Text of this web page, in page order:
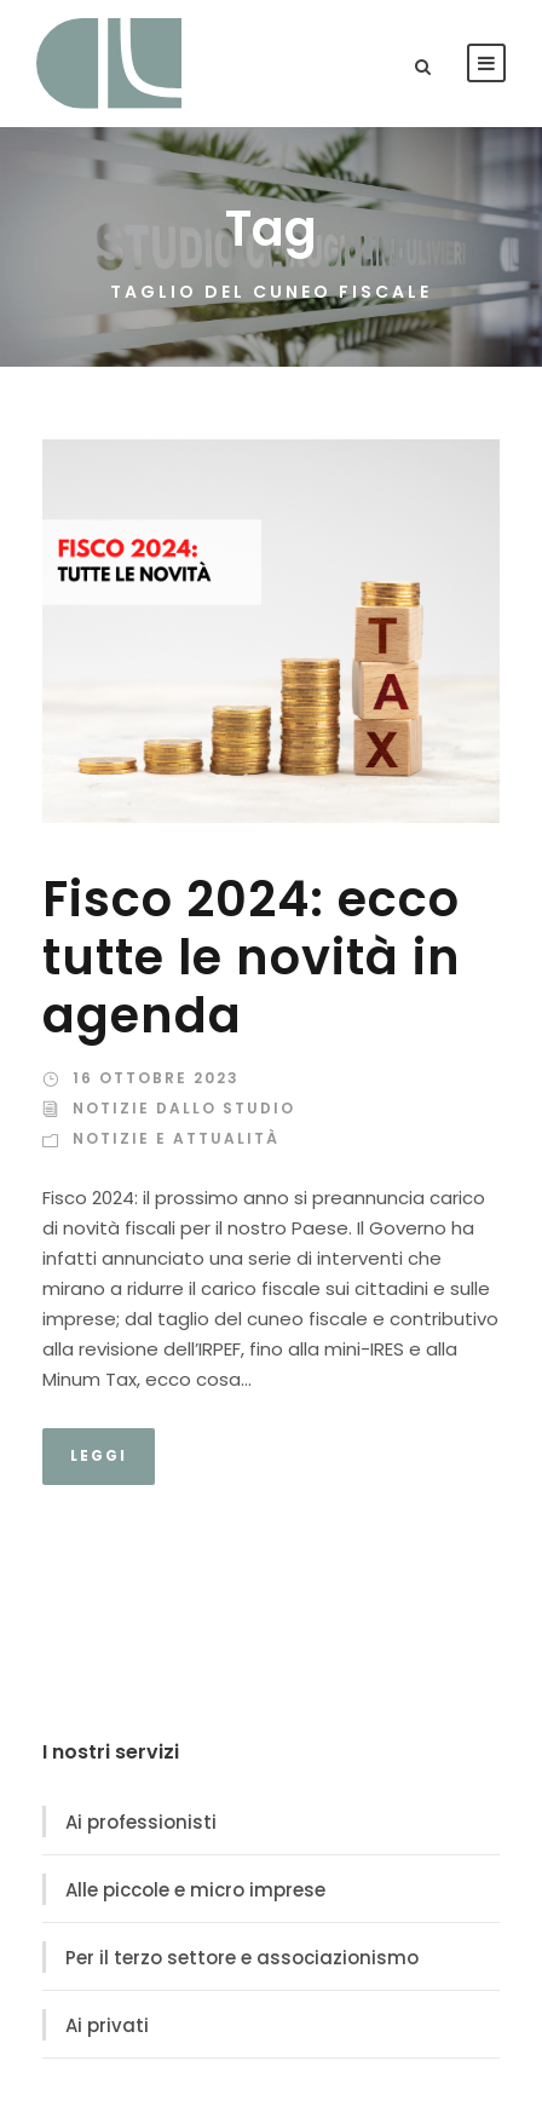
Tag
TAGLIO DEL CUNEO FISCALE
Fisco 2024: ecco
tutte le novità in
agenda
16 OTTOBRE 2023
NOTIZIE DALLO STUDIO
NOTIZIE E ATTUALITÀ
Fisco 2024: il prossimo anno si preannuncia carico
di novità fiscali per il nostro Paese. Il Governo ha
infatti annunciato una serie di interventi che
mirano a ridurre il carico fiscale sui cittadini e sulle
imprese; dal taglio del cuneo fiscale e contributivo
alla revisione dell’IRPEF, fino alla mini-IRES e alla
Minum Tax, ecco cosa...
LEGGI
I nostri servizi
Ai professionisti
Alle piccole e micro imprese
Per il terzo settore e associazionismo
Ai privati